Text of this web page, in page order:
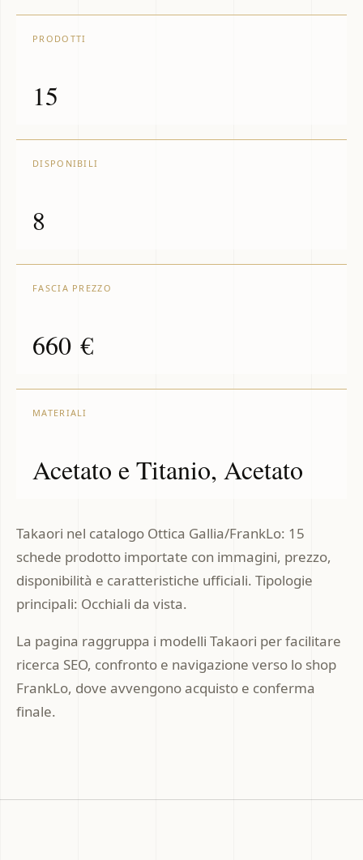
PRODOTTI
15
DISPONIBILI
8
FASCIA PREZZO
660 €
MATERIALI
Acetato e Titanio, Acetato
Takaori nel catalogo Ottica Gallia/FrankLo: 15
schede prodotto importate con immagini, prezzo,
disponibilità e caratteristiche ufficiali. Tipologie
principali: Occhiali da vista.
La pagina raggruppa i modelli Takaori per facilitare
ricerca SEO, confronto e navigazione verso lo shop
FrankLo, dove avvengono acquisto e conferma
finale.